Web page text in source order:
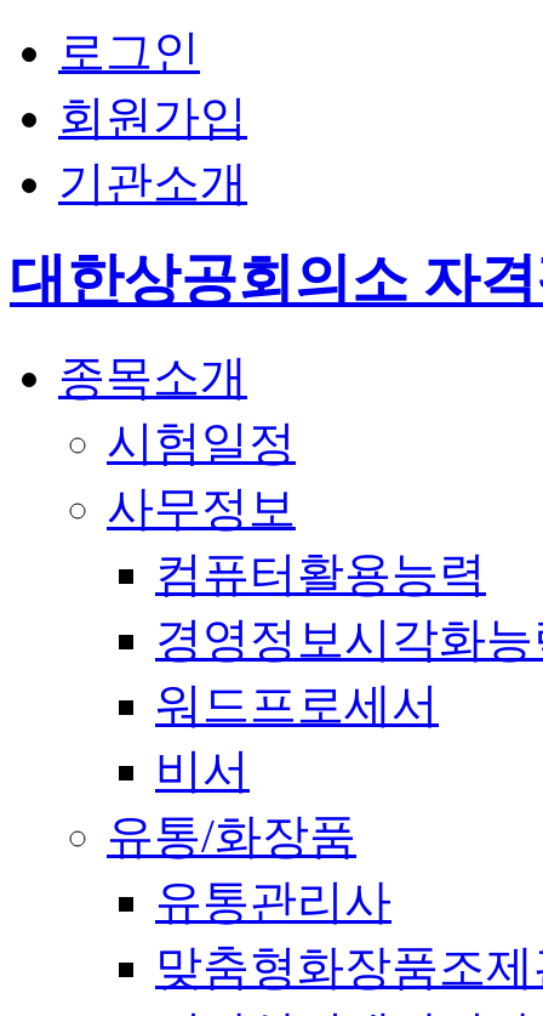
로그인
회원가입
기관소개
대한상공회의소 자
종목소개
시험일정
사무정보
컴퓨터활용능력
경영정보시각화
워드프로세서
비서
유통/화장품
유통관리사
맞춤형화장품조